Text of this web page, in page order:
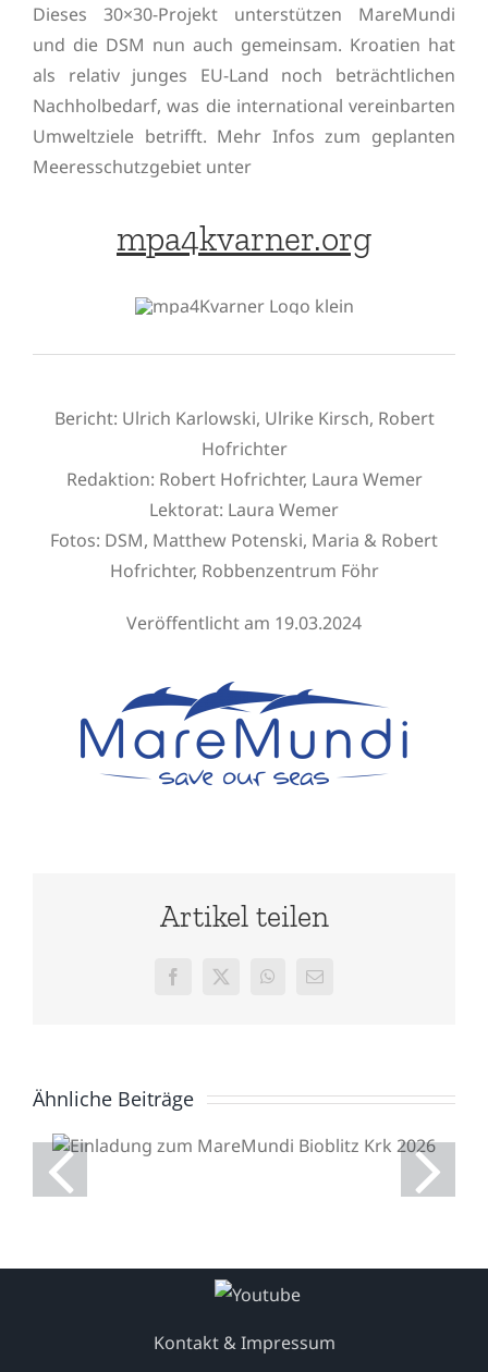
Dieses 30×30-Projekt unterstützen MareMundi
und die DSM nun auch gemeinsam. Kroatien hat
als relativ junges EU-Land noch beträchtlichen
Nachholbedarf, was die international vereinbarten
Umweltziele betrifft. Mehr Infos zum geplanten
Meeresschutzgebiet unter
mpa4kvarner.org
Bericht: Ulrich Karlowski, Ulrike Kirsch, Robert
Hofrichter
Redaktion: Robert Hofrichter, Laura Wemer
Lektorat: Laura Wemer
Fotos: DSM, Matthew Potenski, Maria & Robert
Hofrichter, Robbenzentrum Föhr
Veröffentlicht am 19.03.2024
Artikel teilen
Facebook
X WhatsApp
E-
Ähnliche BeiträgeEinladung zum
MareMundi Bioblitz Krk
Kontakt & Impressum